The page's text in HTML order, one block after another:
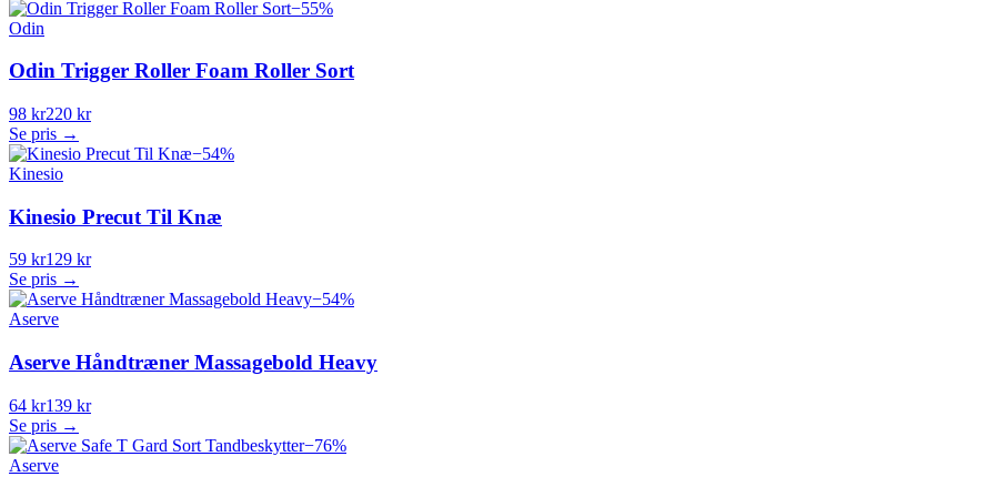
−55%
Odin
Odin Trigger Roller Foam Roller Sort
98 kr220 kr
Se pris →
−54%
Kinesio
Kinesio Precut Til Knæ
59 kr129 kr
Se pris →
−54%
Aserve
Aserve Håndtræner Massagebold Heavy
64 kr139 kr
Se pris →
−76%
Aserve